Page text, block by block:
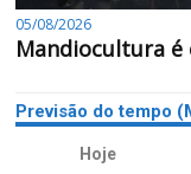
05/08/2026
Mandiocultura é
Previsão do tempo
Hoje